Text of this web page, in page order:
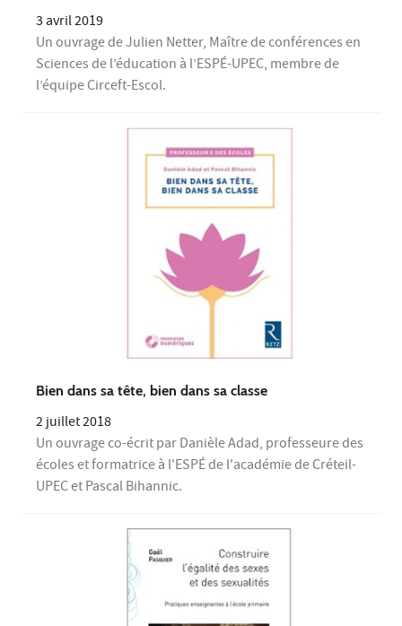
3 avril 2019
Un ouvrage de Julien Netter, Maître de conférences en
Sciences de l’éducation à l’ESPÉ-UPEC, membre de
l’équipe Circeft-Escol.
Bien dans sa tête, bien dans sa classe
2 juillet 2018
Un ouvrage co-écrit par Danièle Adad, professeure des
écoles et formatrice à l'ESPÉ de l'académie de Créteil-
UPEC et Pascal Bihannic.